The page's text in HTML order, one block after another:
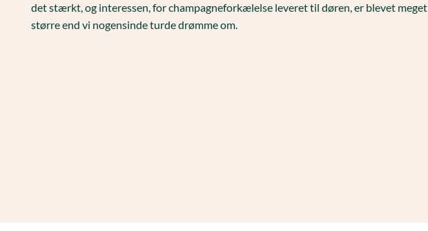
det stærkt, og interessen, for champagneforkælelse leveret til døren, er blevet meget
større end vi nogensinde turde drømme om.